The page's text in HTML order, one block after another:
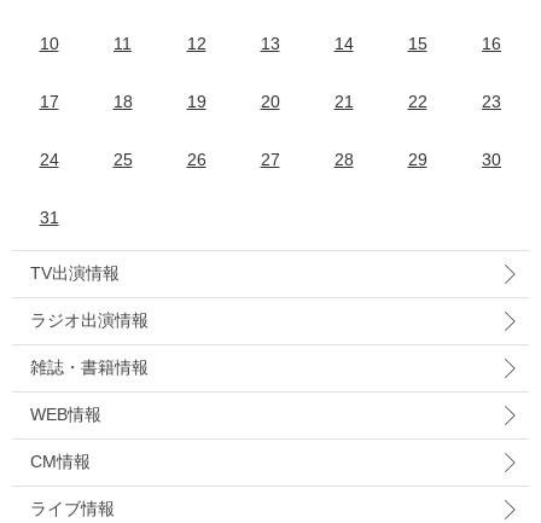
10 11 12 13 14 15 16
17 18 19 20 21 22 23
24 25 26 27 28 29 30
31
TV出演情報
ラジオ出演情報
雑誌・書籍情報
WEB情報
CM情報
ライブ情報